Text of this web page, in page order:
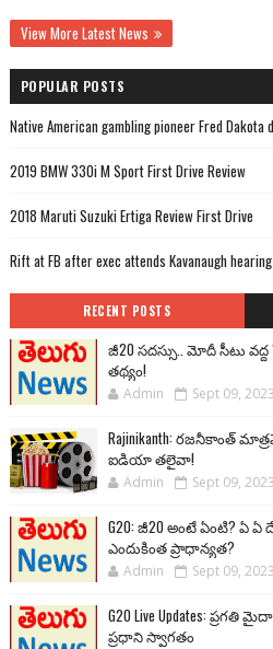
View More Latest News
POPULAR POSTS
Native American gambling pioneer Fred Dakota
2019 BMW 330i M Sport First Drive Review
2018 Maruti Suzuki Ertiga Review First Drive
Rift at FB after exec attends Kavanaugh hearing
RECENT POSTS
జీ20 సదస్సు.. మోదీ సీటు
తథ్యం!
Admin Sept 09, 2023
Rajinikanth: రజనీకాంత్
ఐడియా తలైవా!
Admin Sept 09, 2023
G20: జీ20 అంటే ఏంటి? ఏ ఏ
ఎందుకింత ప్రాధాన్యత?
Admin Sept 09, 2023
G20 Live Updates:
ప్రధాని స్వాగతం